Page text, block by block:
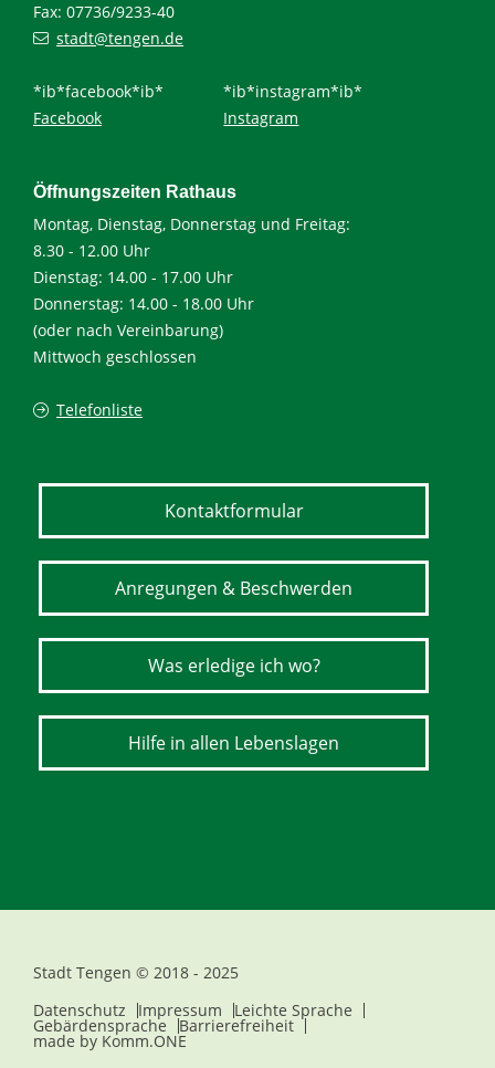
Fax: 07736/9233-40
stadt@tengen.de
*ib*facebook*ib*
Facebook
*ib*instagram*ib*
Instagram
Öffnungszeiten Rathaus
Montag, Dienstag, Donnerstag und Freitag:
8.30 - 12.00 Uhr
Dienstag: 14.00 - 17.00 Uhr
Donnerstag: 14.00 - 18.00 Uhr
(oder nach Vereinbarung)
Mittwoch geschlossen
Telefonliste
Kontaktformular
Anregungen & Beschwerden
Was erledige ich wo?
Hilfe in allen Lebenslagen
Stadt Tengen © 2018 - 2025
Datenschutz
Impressum Leichte Sprache
Gebärdensprache Barrierefreiheit
made by Komm.ONE